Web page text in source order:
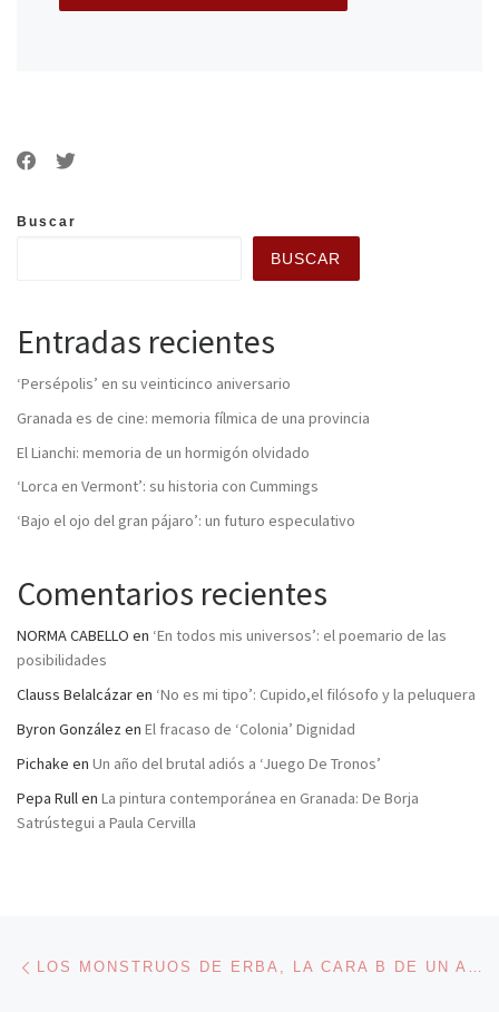
Buscar
BUSCAR
Entradas recientes
‘Persépolis’ en su veinticinco aniversario
Granada es de cine: memoria fílmica de una provincia
El Lianchi: memoria de un hormigón olvidado
‘Lorca en Vermont’: su historia con Cummings
‘Bajo el ojo del gran pájaro’: un futuro especulativo
Comentarios recientes
NORMA CABELLO en ‘En todos mis universos’: el poemario de las
posibilidades
Clauss Belalcázaren ‘No es mi tipo’: Cupido,el filósofo y la peluquera
Byron González en El fracaso de ‘Colonia’ Dignidad
Pichake en Un año del brutal adiós a ‘Juego De Tronos’
Pepa Rullen La pintura contemporánea en Granada: De Borja
Satrústegui a Paula Cervilla
Navegación de entradas LOS MONSTRUOS DE ERBA, LA CARA B DE UN ASESINATO